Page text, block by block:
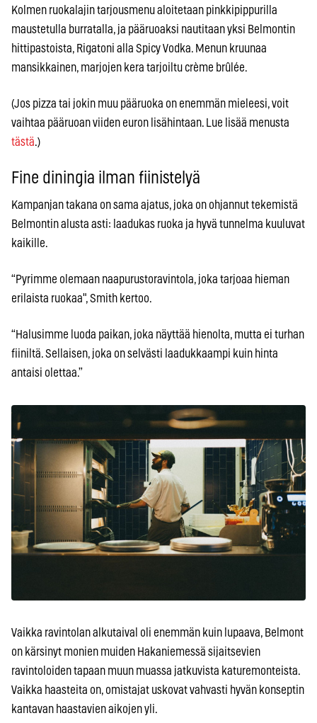
Kolmen ruokalajin tarjousmenu aloitetaan pinkkipippurilla
maustetulla burratalla, ja pääruoaksi nautitaan yksi Belmontin
hittipastoista, Rigatoni alla Spicy Vodka. Menun kruunaa
mansikkainen, marjojen kera tarjoiltu crème brûlée.
(Jos pizza tai jokin muu pääruoka on enemmän mieleesi, voit
vaihtaa pääruoan viiden euron lisähintaan. Lue lisää menusta
tästä.)
Fine diningia ilman fiinistelyä
Kampanjan takana on sama ajatus, joka on ohjannut tekemistä
Belmontin alusta asti: laadukas ruoka ja hyvä tunnelma kuuluvat
kaikille.
“Pyrimme olemaan naapurustoravintola, joka tarjoaa hieman
erilaista ruokaa", Smith kertoo.
“Halusimme luoda paikan, joka näyttää hienolta, mutta ei turhan
fiiniltä. Sellaisen, joka on selvästi laadukkaampi kuin hinta
antaisi olettaa.”
Vaikka ravintolan alkutaival oli enemmän kuin lupaava, Belmont
on kärsinyt monien muiden Hakaniemessä sijaitsevien
ravintoloiden tapaan muun muassa jatkuvista katuremonteista.
Vaikka haasteita on, omistajat uskovat vahvasti hyvän konseptin
kantavan haastavien aikojen yli.